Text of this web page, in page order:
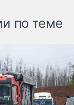
по теме